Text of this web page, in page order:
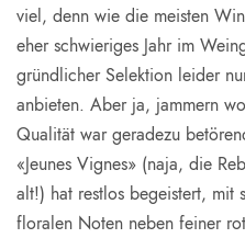
viel, denn wie die meisten
eher schwieriges Jahr im
gründlicher Selektion leider
anbieten. Aber ja, jammern
Qualität war geradezu
«Jeunes Vignes» (naja, die
alt!) hat restlos begeistert, mit
floralen Noten neben feiner